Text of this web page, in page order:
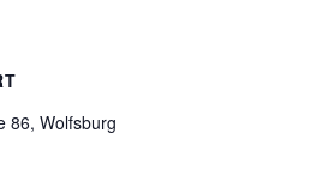
86, Wolfsburg